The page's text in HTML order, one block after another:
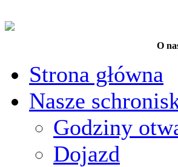
O
Strona główna
Nasze
Godziny
Dojazd